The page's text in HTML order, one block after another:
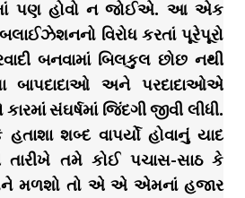
પણ હોવો ન જોઈએ. આ એક
વિરોધ કરતાં પૂરેપૂરો
બનવામાં બિલકુલ છોછ નથી
અને પરદાદાઓએ
સંઘર્ષમાં જિંદગી જીવી લીધી.
શબ્દ વાપર્યો હોવાનું યાદ
તારીખે તમે કોઈ પચાસ-સાઠ કે
મળશો તો એ એ એમનાં હજાર